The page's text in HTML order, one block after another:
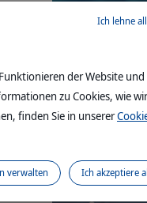
der Website
zu Cookies, wie
finden Sie in unserer
Ich lehne
Ich akzeptiere
verwalten